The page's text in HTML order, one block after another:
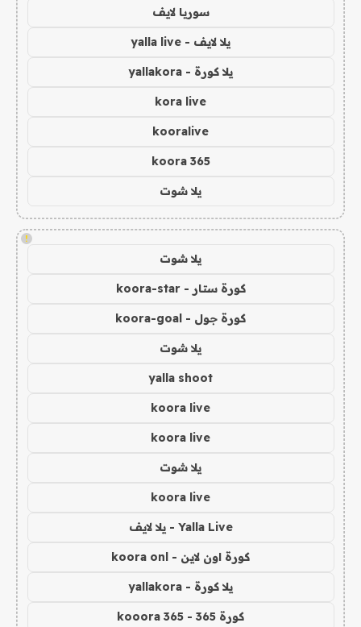
سوريا لايف
يلا لايف - yalla live
يلا كورة - yallakora
kora live
kooralive
koora 365
يلا شوت
!
يلا شوت
كورة ستار - koora-star
كورة جول - koora-goal
يلا شوت
yalla shoot
koora live
koora live
يلا شوت
koora live
Yalla Live - يلا لايف
كورة اون لاين - koora onl
يلا كورة - yallakora
كورة 365 - kooora 365